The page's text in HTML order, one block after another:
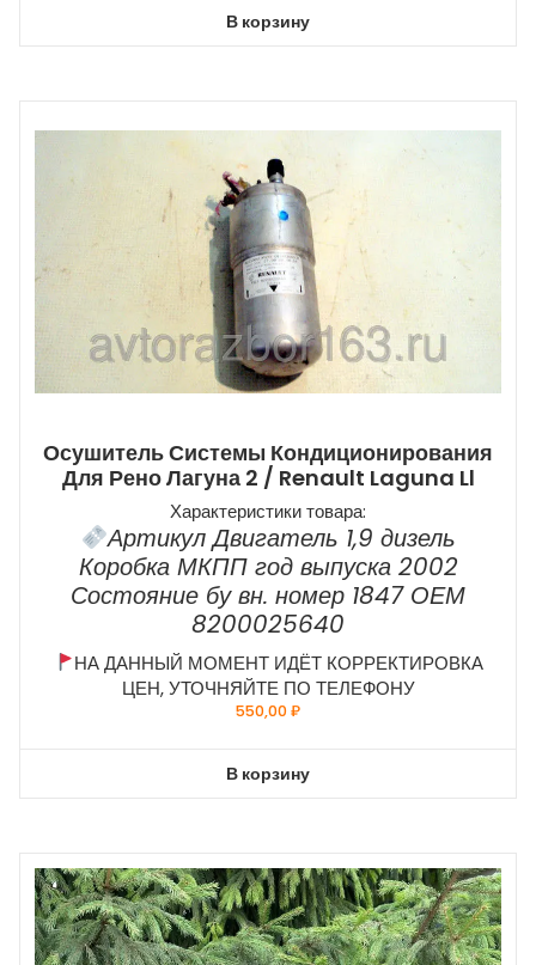
В корзину
Осушитель Системы Кондиционирования
Для Рено Лагуна 2 / Renault Laguna Ll
Характеристики товара:
Артикул Двигатель 1,9 дизель
Коробка МКПП год выпуска 2002
Состояние бу вн. номер 1847 ОЕМ
8200025640
НА ДАННЫЙ МОМЕНТ ИДЁТ КОРРЕКТИРОВКА
ЦЕН, УТОЧНЯЙТЕ ПО ТЕЛЕФОНУ
550,00₽
В корзину